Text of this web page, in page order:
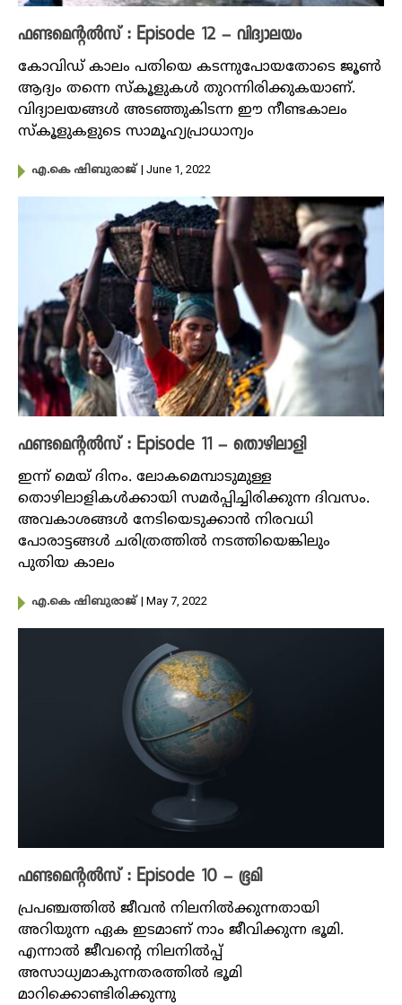
ഫണ്ടമെന്റൽസ് : Episode 12 – വിദ്യാലയം
കോവിഡ് കാലം പതിയെ കടന്നുപോയതോടെ ജൂൺ
ആദ്യം തന്നെ സ്കൂളുകൾ തുറന്നിരിക്കുകയാണ്.
‌വിദ്യാലയങ്ങൾ അടഞ്ഞുകിടന്ന ഈ നീണ്ട‌കാലം
സ്കൂളുകളുടെ സാമൂഹ്യപ്രാധാന്യം
എ.കെ ഷിബുരാജ് | June 1, 2022
ഫണ്ടമെന്റൽസ് : Episode 11 – തൊഴിലാളി
ഇന്ന് മെയ് ദിനം. ലോകമെമ്പാടുമുള്ള
തൊഴിലാളികൾക്കായി സമർപ്പിച്ചിരിക്കുന്ന ദിവസം.
അവകാശങ്ങൾ നേടിയെടുക്കാൻ നിരവധി
പോരാട്ടങ്ങൾ ചരിത്രത്തിൽ നടത്തിയെങ്കിലും
പുതിയ കാലം
എ.കെ ഷിബുരാജ് | May 7, 2022
ഫണ്ടമെന്റൽസ് : Episode 10 – ഭൂമി
പ്രപഞ്ചത്തിൽ ജീവൻ നിലനിൽക്കുന്നതായി
അറിയുന്ന ഏക ഇടമാണ് നാം ജീവിക്കുന്ന ഭൂമി.
എന്നാൽ ജീവന്റെ നിലനിൽപ്പ്
അസാധ്യമാകുന്നതരത്തിൽ ഭൂമി
മാറിക്കൊണ്ടിരിക്കുന്നു